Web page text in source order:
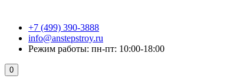
+7 (499) 390-3888
info@anstepstroy.ru
Режим работы: пн-пт: 10:00-18:00
0